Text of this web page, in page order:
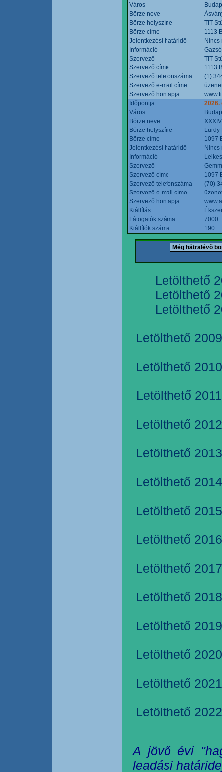
Város
Börze neve
Börze helyszíne
TIT
Börze címe
1113
Jelentkezési határidő
Nincs
Információ
Szervező
TIT
Szervező címe
1113
Szervező telefonszáma
(1)
Szervező e-mail címe
Szervező honlapja
Időpontja
2026.
Város
Börze neve
Börze helyszíne
Lurdy
Börze címe
1097
Jelentkezési határidő
Nincs
Információ
Szervező
Szervező címe
1097
Szervező telefonszáma
(70)
Szervező e-mail címe
Szervező honlapja
Kiállítás
Látogatók száma
7000
Kiállítók száma
190
Letölthető
Letölthető
Letölthető
Letölthető
Letölthető
Letölthető
Letölthető
Letölthető
Letölthető
Letölthető
Letölthető
Letölthető
Letölthető
Letölthető
Letölthető
Letölthető
Letölthető
A jövő évi
leadási